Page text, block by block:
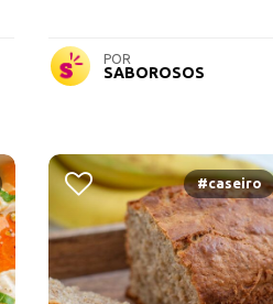
POR
SABOROSOS
#caseiro